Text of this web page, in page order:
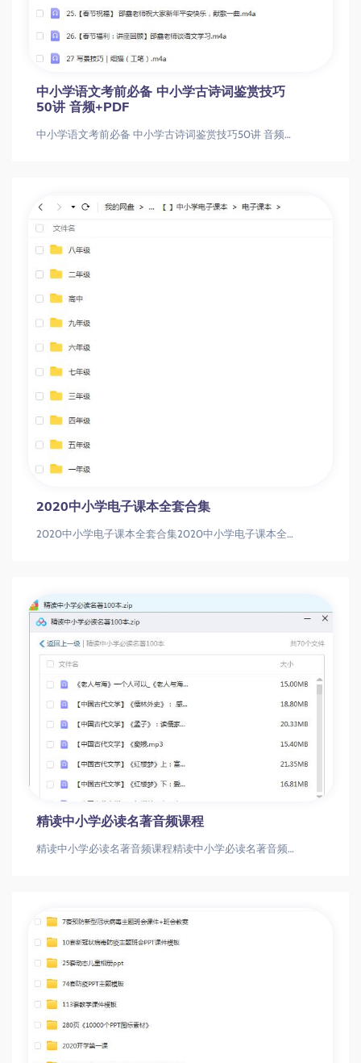
中小学语文考前必备 中小学古诗词鉴赏技巧
50讲 音频+PDF
中小学语文考前必备 中小学古诗词鉴赏技巧50讲 音频+PDF中小学语文考前必备 中小学古诗词鉴赏技巧50讲 音频+PDF
2020中小学电子课本全套合集
2020中小学电子课本全套合集2020中小学电子课本全套合集
精读中小学必读名著音频课程
精读中小学必读名著音频课程精读中小学必读名著音频课程